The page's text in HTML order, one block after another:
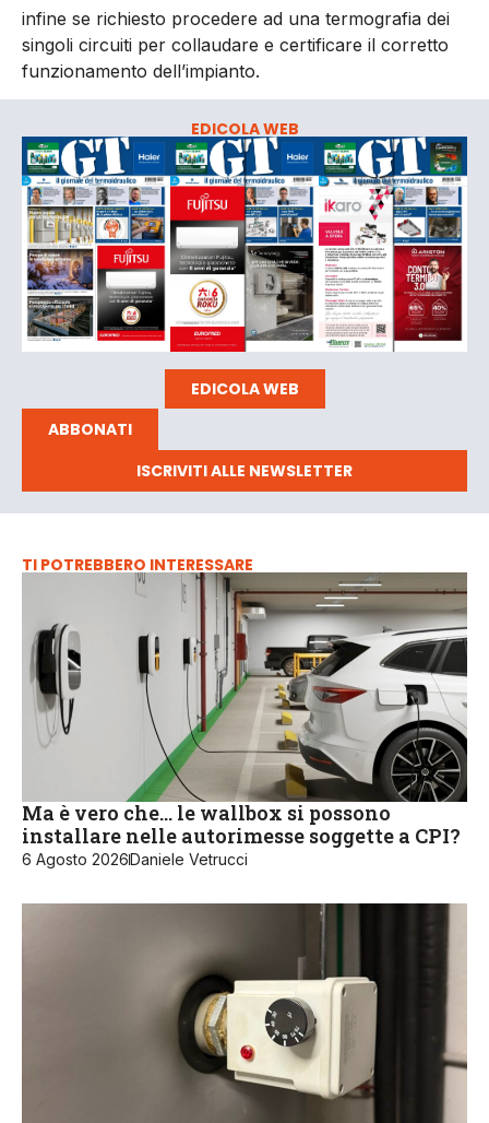
infine se richiesto procedere ad una termografia dei
singoli circuiti per collaudare e certificare il corretto
funzionamento dell’impianto.
EDICOLA WEB
EDICOLA WEB
ABBONATI
ISCRIVITI ALLE NEWSLETTER
TI POTREBBERO INTERESSARE
Ma è vero che… le wallbox si possono
installare nelle autorimesse soggette a CPI?
6 Agosto 2026Daniele Vetrucci